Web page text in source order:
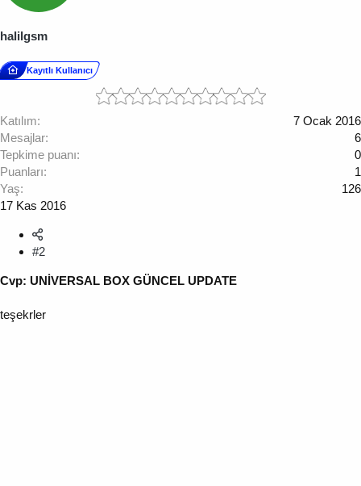
halilgsm
Kayıtlı Kullanıcı
Katılım
7 Ocak 2016
Mesajlar
6
Tepkime puanı
0
Puanları
1
Yaş
126
17 Kas 2016
#2
Cvp: UNİVERSAL BOX GÜNCEL UPDATE
teşekrler